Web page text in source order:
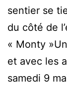
sentier se
du côté de
« Monty
et avec les
samedi 9